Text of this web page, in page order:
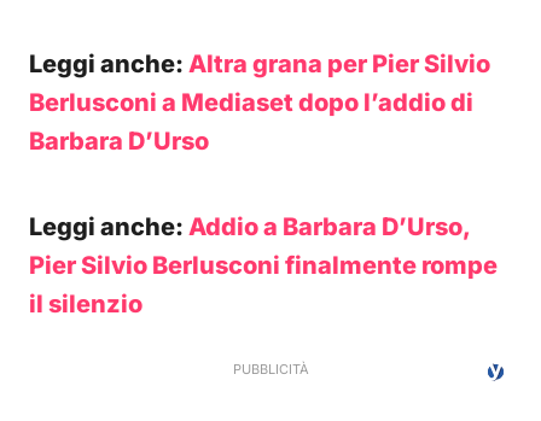
Leggi anche: Altra grana per Pier Silvio
Berlusconi a Mediaset dopo l’addio di
Barbara D’Urso
Leggi anche: Addio a Barbara D’Urso,
Pier Silvio Berlusconi finalmente rompe
il silenzio